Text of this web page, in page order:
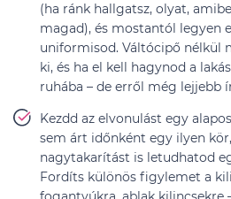
(ha ránk hallgatsz, olyat,
magad), és mostantól legyen
uniformisod. Váltócipő nélkül
ki, és ha el kell hagynod a
ruhába – de erről még lejjebb
Kezdd az elvonulást egy
sem árt időnként egy ilyen
nagytakarítást is letudhatod
Fordíts különös figylemet a